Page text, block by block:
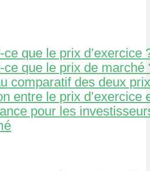
ce que le prix d’exercice
ce que le prix de marché
comparatif des deux
entre le prix d’exercice
pour les